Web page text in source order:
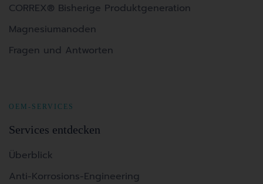
CORREX® Bisherige Produktgeneration
Magnesiumanoden
Fragen und Antworten
OEM-SERVICES
Services entdecken
Überblick
Anti-Korrosions-Engineering